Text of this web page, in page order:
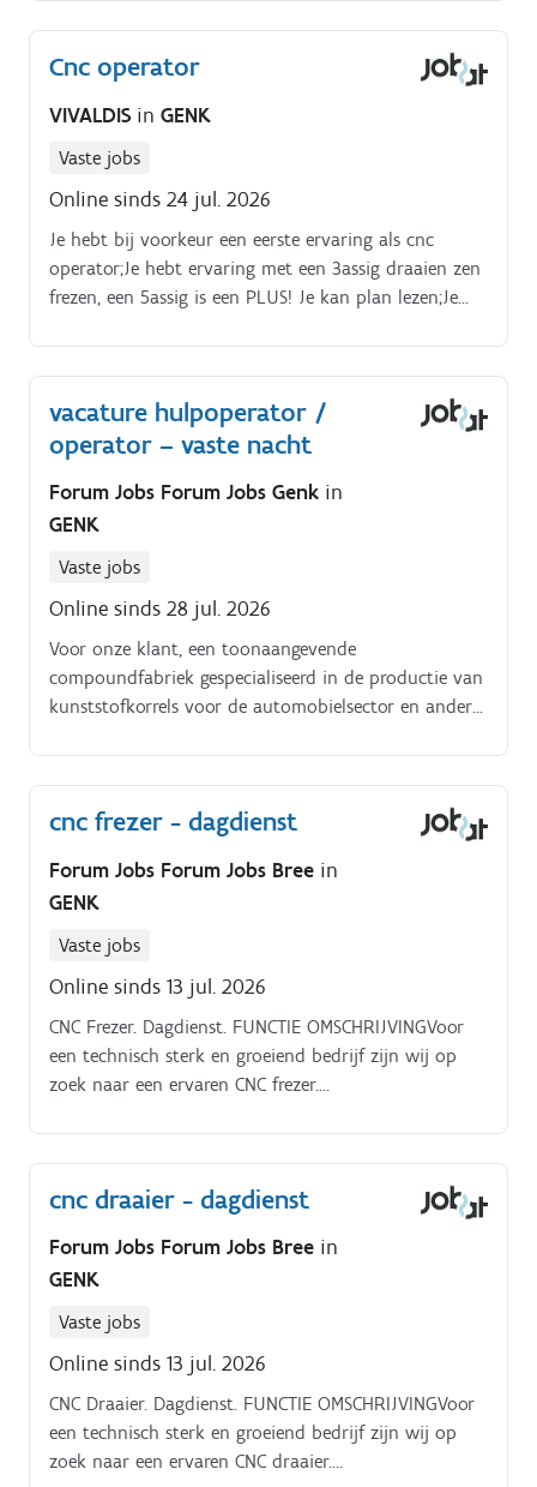
Cnc operator
VIVALDIS in GENK
Vaste jobs
Online sinds 24 jul. 2026
Je hebt bij voorkeur een eerste ervaring als cnc
operator;Je hebt ervaring met een 3assig draaien zen
frezen, een 5assig is een PLUS! Je kan plan lezen;Je
fusion 360);Je bent zowel een teamplayer als een
plan trekker;Etc.
vacature hulpoperator /
operator – vaste nacht
Forum Jobs Forum Jobs Genk in
GENK
Vaste jobs
Online sinds 28 jul. 2026
Voor onze klant, een toonaangevende
compoundfabriek gespecialiseerd in de productie van
kunststofkorrels voor de automobielsector en andere
Je start als hulpoperator en wordt intensief begeleid
door ervaren collega's.
cnc frezer - dagdienst
Forum Jobs Forum Jobs Bree in
GENK
Vaste jobs
Online sinds 13 jul. 2026
CNC Frezer. Dagdienst. FUNCTIE OMSCHRIJVINGVoor
een technisch sterk en groeiend bedrijf zijn wij op
zoek naar een ervaren CNC frezer.
instellen, programmeren en bedienen van CNC
freesmachines.
cnc draaier - dagdienst
Forum Jobs Forum Jobs Bree in
GENK
Vaste jobs
Online sinds 13 jul. 2026
CNC Draaier. Dagdienst. FUNCTIE OMSCHRIJVINGVoor
een technisch sterk en groeiend bedrijf zijn wij op
zoek naar een ervaren CNC draaier.